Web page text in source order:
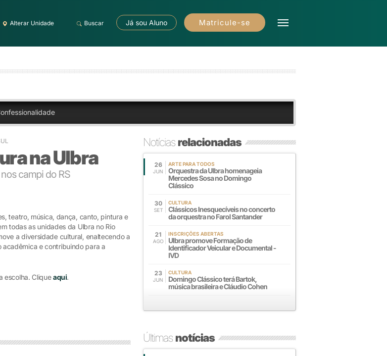
Alterar Unidade Buscar Já sou Aluno Matricule-se
na Ulbra
campi do RS
teatro, música, dança, canto, pintura e
todas as unidades da Ulbra no Rio
a diversidade cultural, enaltecendo a
e contribuindo para a
escolha. Cliqueaqui.
Notíciasrelacionadas
26
JUN
ARTE PARA TODOS
Orquestra da Ulbra homenageia
Mercedes Sosa no Domingo
Clássico
30
SET
CULTURA
Clássicos Inesquecíveis no concerto
da orquestra no Farol Santander
21
AGO
INSCRIÇÕES ABERTAS
Ulbra promove Formação de
Identificador Veicular e Documental -
IVD
23
JUN
CULTURA
Domingo Clássico terá Bartok,
música brasileira e Cláudio Cohen
Últimasnotícias